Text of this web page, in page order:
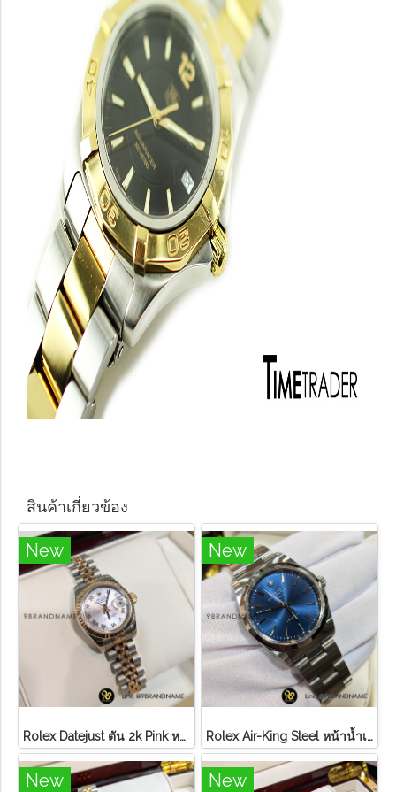
สินค้าเกี่ยวข้อง
New
Rolex Datejust ตัน 2k Pink หลักโรมันสายจูบิลี่ Lady ไม่มี อปก
New
Rolex Air-King Steel หน้าน้ำเงิน หลักขีดสภาพดี
New New